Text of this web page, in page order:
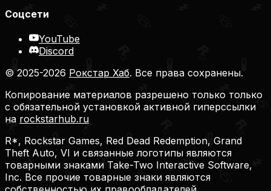
Соцсети
YouTube
Discord
© 2025-2026 Рокстар Хаб. Все права сохранены.
Копирование материалов разрешено только только
с обязательной установкой активной гиперссылки
на rockstarhub.ru
R*, Rockstar Games, Red Dead Redemption, Grand
Theft Auto, VI и связанные логотипы являются
товарными знаками Take-Two Interactive Software,
Inc. Все прочие товарные знаки являются